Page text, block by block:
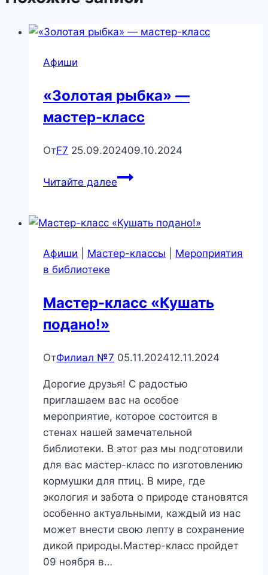
Афиши
«Золотая рыбка» —
мастер-класс
ОтF7 25.09.202409.10.2024
Читайте далее«Золотая
мастер-
Афиши
Мастер-классы
Мероприятия
в библиотеке
Мастер-класс «Кушать
подано!»
ОтФилиал №7 05.11.202412.11.2024
Дорогие друзья! С радостью
приглашаем вас на особое
мероприятие, которое состоится в
стенах нашей замечательной
библиотеки. В этот раз мы подготовили
для вас мастер-класс по изготовлению
кормушки для птиц. В мире, где
экология и забота о природе становятся
особенно актуальными, каждый из нас
может внести свою лепту в сохранение
дикой природы.Мастер-класс пройдет
09 ноября в…